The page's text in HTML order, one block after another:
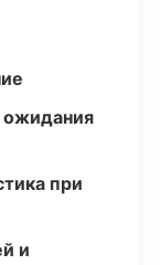
ожидания
при
и